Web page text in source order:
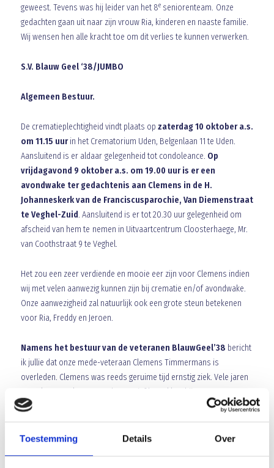
Toestemming Details Over
geweest. Tevens was hij leider van het 8eseniorenteam. Onze
gedachten gaan uit naar zijn vrouw Ria, kinderen en naaste familie.
Wij wensen hen alle kracht toe om dit verlies te kunnen verwerken.
S.V. Blauw Geel ‘38/JUMBO
Algemeen Bestuur.
De crematieplechtigheid vindt plaats op zaterdag 10 oktober a.s.
om 11.15 uurin het Crematorium Uden, Belgenlaan 11 te Uden.
Aansluitend is er aldaar gelegenheid tot condoleance. Op
vrijdagavond 9 oktober a.s. om 19.00 uur is er een
avondwake ter gedachtenis aan Clemens in de H.
Johanneskerk van de Franciscusparochie, Van Diemenstraat
te Veghel-Zuid. Aansluitend is er tot 20.30 uur gelegenheid om
afscheid van hem te nemen in Uitvaartcentrum Cloosterhaege, Mr.
van Coothstraat 9 te Veghel.
Het zou een zeer verdiende en mooie eer zijn voor Clemens indien
wij met velen aanwezig kunnen zijn bij crematie en/of avondwake.
Onze aanwezigheid zal natuurlijk ook een grote steun betekenen
voor Ria, Freddy en Jeroen.
Namens het bestuur van de veteranen BlauwGeel’38 bericht
ik jullie dat onze mede-veteraan Clemens Timmermans is
overleden. Clemens was reeds geruime tijd ernstig ziek. Vele jaren
was Clemens als grensrechter actief betrokken bij onze veteranen-
afdeling, zowel op het veld als in de zaal. In officieel
scheidsrechterstenue zorgde Clemens er mede voor dat er wij als
veteranenteam altijd goed op stonden. Minstens zo fanatiek als de